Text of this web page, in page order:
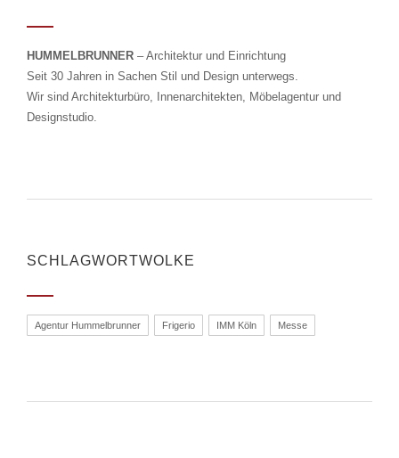
HUMMELBRUNNER – Architektur und Einrichtung
Seit 30 Jahren in Sachen Stil und Design unterwegs.
Wir sind Architekturbüro, Innenarchitekten, Möbelagentur und
Designstudio.
SCHLAGWORTWOLKE
Agentur Hummelbrunner Frigerio IMM Köln Messe